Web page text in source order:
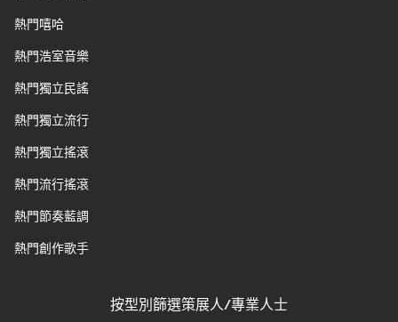
熱門嘻哈
熱門浩室音樂
熱門獨立民謠
熱門獨立流行
熱門獨立搖滾
熱門流行搖滾
熱門節奏藍調
熱門創作歌手
按型別篩選策展人/專業人士